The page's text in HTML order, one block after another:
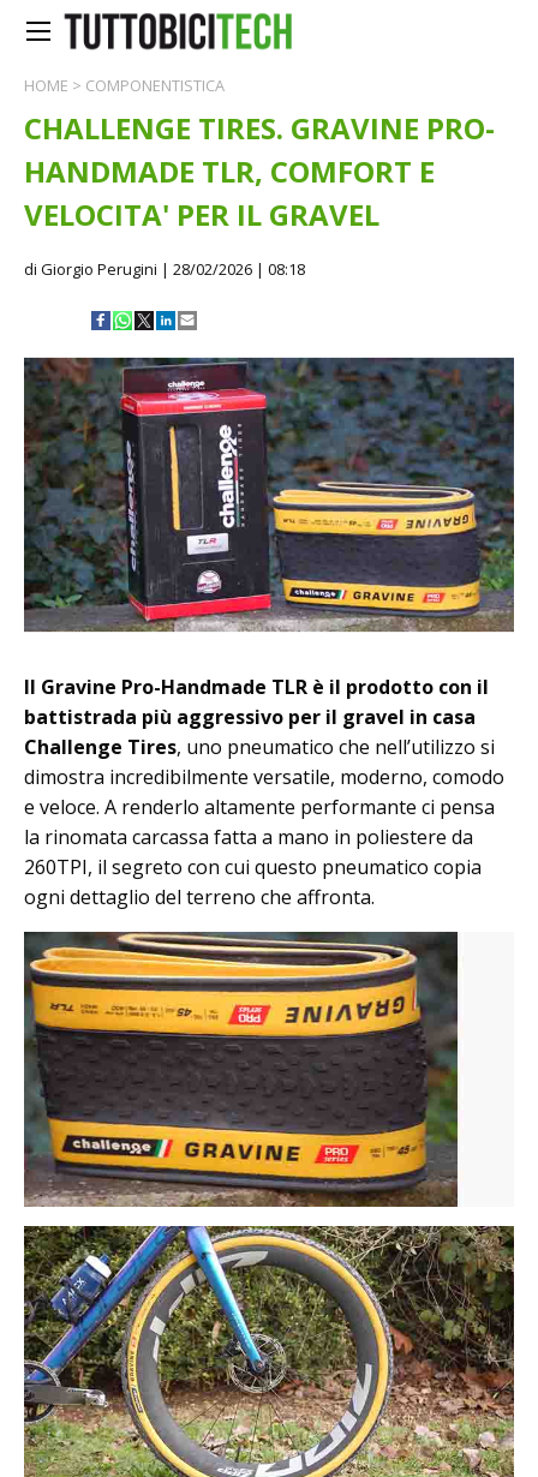
HOME > COMPONENTISTICA
CHALLENGE TIRES. GRAVINE PRO-
HANDMADE TLR, COMFORT E
VELOCITA' PER IL GRAVEL
di Giorgio Perugini | 28/02/2026 | 08:18
Il Gravine Pro-Handmade TLR è il prodotto con il
battistrada più aggressivo per il gravel in casa
Challenge Tires, uno pneumatico che nell’utilizzo si
dimostra incredibilmente versatile, moderno, comodo
e veloce. A renderlo altamente performante ci pensa
la rinomata carcassa fatta a mano in poliestere da
260TPI, il segreto con cui questo pneumatico copia
ogni dettaglio del terreno che affronta.